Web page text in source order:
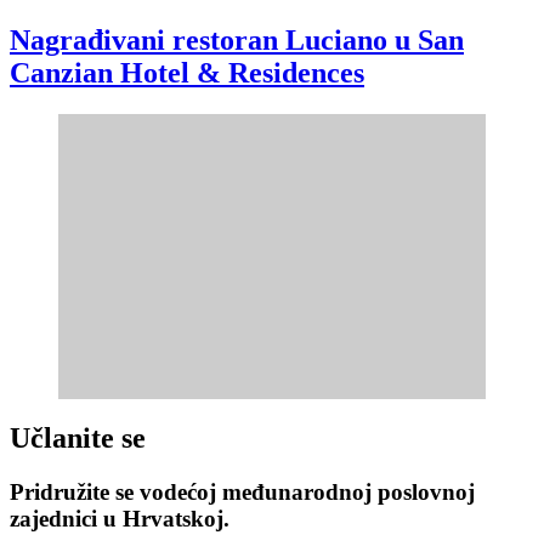
Nagrađivani restoran Luciano u San
Canzian Hotel & Residences
Učlanite se
Pridružite se vodećoj međunarodnoj poslovnoj
zajednici u Hrvatskoj.